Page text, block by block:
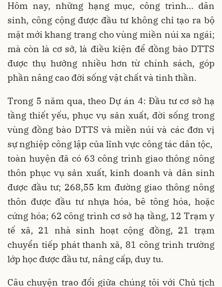
Hôm nay, những hạng mục, công trình… dân
sinh, công cộng được đầu tư không chỉ tạo ra bộ
mặt mới khang trang cho vùng miền núi xa ngái;
mà còn là cơ sở, là điều kiện để đồng bào DTTS
được thụ hưởng nhiều hơn từ chính sách, góp
phần nâng cao đời sống vật chất và tinh thần.
Trong 5 năm qua, theo Dự án 4: Đầu tư cơ sở hạ
tầng thiết yếu, phục vụ sản xuất, đời sống trong
vùng đồng bào DTTS và miền núi và các đơn vị
sự nghiệp công lập của lĩnh vực công tác dân tộc,
toàn huyện đã có 63 công trình giao thông nông
thôn phục vụ sản xuất, kinh doanh và dân sinh
được đầu tư; 268,55 km đường giao thông nông
thôn được đầu tư nhựa hóa, bê tông hóa, hoặc
cứng hóa; 62 công trình cơ sở hạ tầng, 12 Trạm y
tế xã, 21 nhà sinh hoạt cộng đồng, 21 trạm
chuyển tiếp phát thanh xã, 81 công trình trường
lớp học được đầu tư, nâng cấp, duy tu.
Câu chuyện trao đổi giữa chúng tôi với Chủ tịch